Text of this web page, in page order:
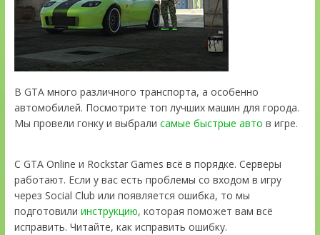
В GTA много различного транспорта, а особенно
автомобилей. Посмотрите топ лучших машин для города.
Мы провели гонку и выбрали самые быстрые авто в игре.
С GTA Online и Rockstar Games всё в порядке. Серверы
работают. Если у вас есть проблемы со входом в игру
через Social Club или появляется ошибка, то мы
подготовили инструкцию, которая поможет вам всё
исправить. Читайте, как исправить ошибку.